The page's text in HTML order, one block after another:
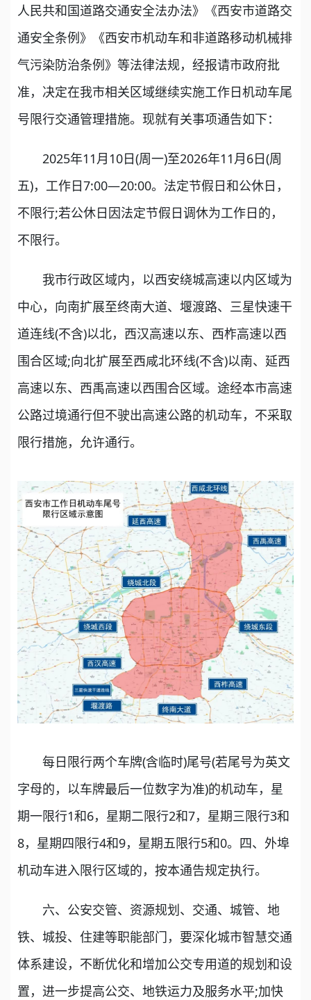
人民共和国道路交通安全法办法》《西安市道路交
通安全条例》《西安市机动车和非道路移动机械排
气污染防治条例》等法律法规，经报请市政府批
准，决定在我市相关区域继续实施工作日机动车尾
号限行交通管理措施。现就有关事项通告如下：
2025年11月10日(周一)至2026年11月6日(周
五)，工作日7:00—20:00。法定节假日和公休日，
不限行;若公休日因法定节假日调休为工作日的，
不限行。
我市行政区域内，以西安绕城高速以内区域为
中心，向南扩展至终南大道、堰渡路、三星快速干
道连线(不含)以北，西汉高速以东、西柞高速以西
围合区域;向北扩展至西咸北环线(不含)以南、延西
高速以东、西禹高速以西围合区域。途经本市高速
公路过境通行但不驶出高速公路的机动车，不采取
限行措施，允许通行。
每日限行两个车牌(含临时)尾号(若尾号为英文
字母的，以车牌最后一位数字为准)的机动车，星
期一限行1和6，星期二限行2和7，星期三限行3和
8，星期四限行4和9，星期五限行5和0。四、外埠
机动车进入限行区域的，按本通告规定执行。
六、公安交管、资源规划、交通、城管、地
铁、城投、住建等职能部门，要深化城市智慧交通
体系建设，不断优化和增加公交专用道的规划和设
置，进一步提高公交、地铁运力及服务水平;加快